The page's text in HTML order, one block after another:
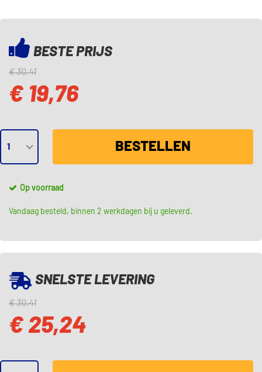
BESTE PRIJS
€ 30,41
€ 19,76
BESTELLEN
Op voorraad
Vandaag besteld, binnen 2 werkdagen bij u geleverd.
SNELSTE LEVERING
€ 30,41
€ 25,24